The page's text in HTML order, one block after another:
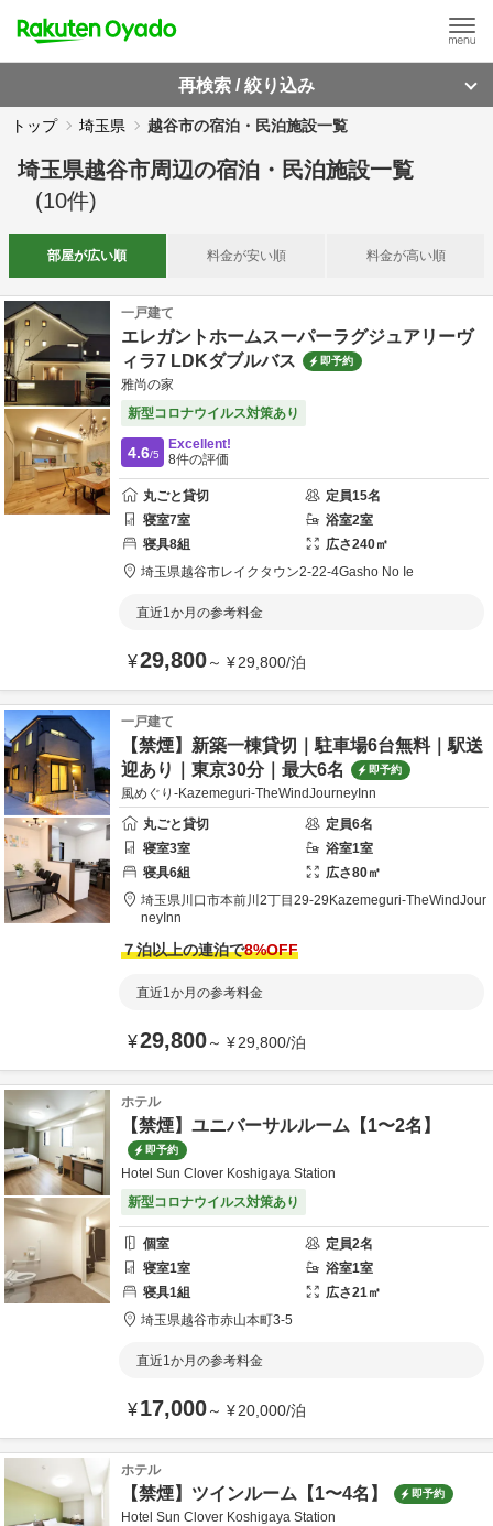
再検索 / 絞り込み
トップ 埼玉県 越谷市の宿泊・民泊施設一覧
埼玉県越谷市周辺の宿泊・民泊施設一覧
(10件)
部屋が広い順 料金が安い順 料金が高い順
一戸建て
エレガントホームスーパーラグジュアリーヴ
ィラ7 LDKダブルバス
即予約
雅尚の家
新型コロナウイルス対策あり
4.6/5
Excellent!
8件の評価
丸ごと貸切 定員15名
寝室7室 浴室2室
寝具8組 広さ240㎡
埼玉県越谷市レイクタウン2-22-4Gasho No Ie
直近1か月の参考料金
¥29,800～ ¥29,800/泊
一戸建て
【禁煙】新築一棟貸切｜駐車場6台無料｜駅送
迎あり｜東京30分｜最大6名
即予約
風めぐり-Kazemeguri-TheWindJourneyInn
丸ごと貸切
定員6名
寝室3室 浴室1室
寝具6組 広さ80㎡
埼玉県川口市本前川2丁目29-29 Kazemeguri-TheWindJour
neyInn
７泊以上の連泊で8%OFF
直近1か月の参考料金
¥29,800～ ¥29,800/泊
ホテル
【禁煙】ユニバーサルルーム【1〜2名】
即予約
Hotel Sun Clover Koshigaya Station
新型コロナウイルス対策あり
個室 定員2名
寝室1室 浴室1室
寝具1組 広さ21㎡
埼玉県越谷市赤山本町3-5
直近1か月の参考料金
¥17,000～ ¥20,000/泊
ホテル
【禁煙】ツインルーム【1〜4名】 即予約
Hotel Sun Clover Koshigaya Station